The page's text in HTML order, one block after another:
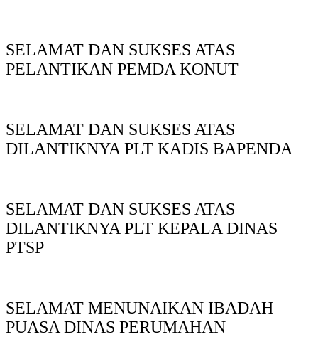
SELAMAT DAN SUKSES ATAS
PELANTIKAN PEMDA KONUT
SELAMAT DAN SUKSES ATAS
DILANTIKNYA PLT KADIS BAPENDA
SELAMAT DAN SUKSES ATAS
DILANTIKNYA PLT KEPALA DINAS
PTSP
SELAMAT MENUNAIKAN IBADAH
PUASA DINAS PERUMAHAN